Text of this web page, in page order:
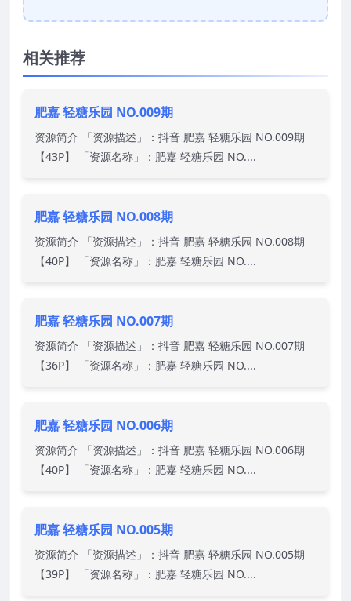
相关推荐
肥嘉 轻糖乐园 NO.009期
资源简介 「资源描述」：抖音 肥嘉 轻糖乐园 NO.009期
【43P】 「资源名称」：肥嘉 轻糖乐园 NO....
肥嘉 轻糖乐园 NO.008期
资源简介 「资源描述」：抖音 肥嘉 轻糖乐园 NO.008期
【40P】 「资源名称」：肥嘉 轻糖乐园 NO....
肥嘉 轻糖乐园 NO.007期
资源简介 「资源描述」：抖音 肥嘉 轻糖乐园 NO.007期
【36P】 「资源名称」：肥嘉 轻糖乐园 NO....
肥嘉 轻糖乐园 NO.006期
资源简介 「资源描述」：抖音 肥嘉 轻糖乐园 NO.006期
【40P】 「资源名称」：肥嘉 轻糖乐园 NO....
肥嘉 轻糖乐园 NO.005期
资源简介 「资源描述」：抖音 肥嘉 轻糖乐园 NO.005期
【39P】 「资源名称」：肥嘉 轻糖乐园 NO....